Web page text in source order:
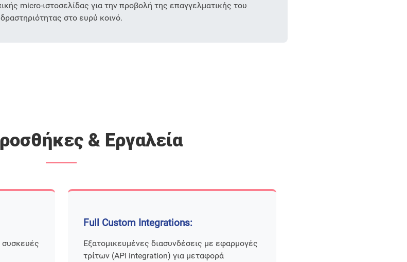
micro-ιστοσελίδας για την προβολή της επαγγελματικής του
δραστηριότητας στο ευρύ κοινό.
& Εργαλεία
Full Custom Integrations:
Εξατομικευμένες διασυνδέσεις με εφαρμογές
τρίτων (API integration) για μεταφορά